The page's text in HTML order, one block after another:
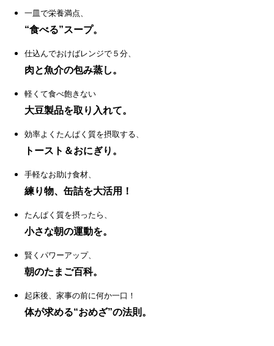
一皿で栄養満点、
“食べる”スープ。
仕込んでおけばレンジで５分、
肉と魚介の包み蒸し。
軽くて食べ飽きない
大豆製品を取り入れて。
効率よくたんぱく質を摂取する、
トースト＆おにぎり。
手軽なお助け食材、
練り物、缶詰を大活用！
たんぱく質を摂ったら、
小さな朝の運動を。
賢くパワーアップ、
朝のたまご百科。
起床後、家事の前に何か一口！
体が求める“おめざ”の法則。